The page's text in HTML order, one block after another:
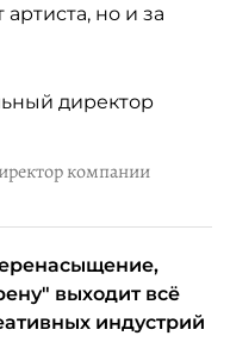
артиста, но и за
компании
выходит всё
индустрий